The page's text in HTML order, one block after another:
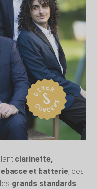
clarinette,
et batterie, ces
grands standards